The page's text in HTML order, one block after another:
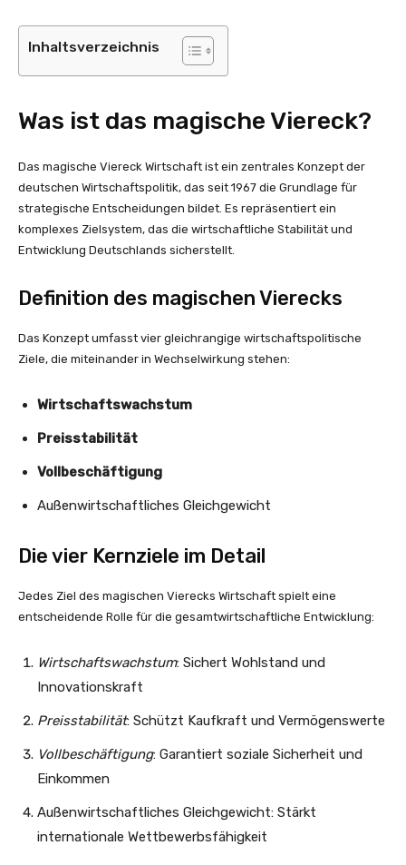
Inhaltsverzeichnis
Was ist das magische Viereck?
Das magische Viereck Wirtschaft ist ein zentrales Konzept der
deutschen Wirtschaftspolitik, das seit 1967 die Grundlage für
strategische Entscheidungen bildet. Es repräsentiert ein
komplexes Zielsystem, das die wirtschaftliche Stabilität und
Entwicklung Deutschlands sicherstellt.
Definition des magischen Vierecks
Das Konzept umfasst vier gleichrangige wirtschaftspolitische
Ziele, die miteinander in Wechselwirkung stehen:
Wirtschaftswachstum
Preisstabilität
Vollbeschäftigung
Außenwirtschaftliches Gleichgewicht
Die vier Kernziele im Detail
Jedes Ziel des magischen Vierecks Wirtschaft spielt eine
entscheidende Rolle für die gesamtwirtschaftliche Entwicklung:
Wirtschaftswachstum: Sichert Wohlstand und
Innovationskraft
Preisstabilität: Schützt Kaufkraft und Vermögenswerte
Vollbeschäftigung: Garantiert soziale Sicherheit und
Einkommen
Außenwirtschaftliches Gleichgewicht: Stärkt
internationale Wettbewerbsfähigkeit